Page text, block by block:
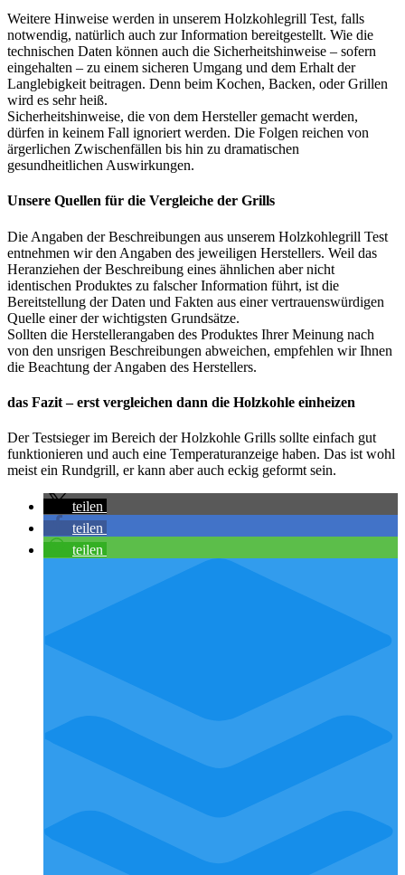
Weitere Hinweise werden in unserem Holzkohlegrill Test, falls
notwendig, natürlich auch zur Information bereitgestellt. Wie die
technischen Daten können auch die Sicherheitshinweise – sofern
eingehalten – zu einem sicheren Umgang und dem Erhalt der
Langlebigkeit beitragen. Denn beim Kochen, Backen, oder Grillen
wird es sehr heiß.
Sicherheitshinweise, die von dem Hersteller gemacht werden,
dürfen in keinem Fall ignoriert werden. Die Folgen reichen von
ärgerlichen Zwischenfällen bis hin zu dramatischen
gesundheitlichen Auswirkungen.
Unsere Quellen für die Vergleiche der Grills
Die Angaben der Beschreibungen aus unserem Holzkohlegrill Test
entnehmen wir den Angaben des jeweiligen Herstellers. Weil das
Heranziehen der Beschreibung eines ähnlichen aber nicht
identischen Produktes zu falscher Information führt, ist die
Bereitstellung der Daten und Fakten aus einer vertrauenswürdigen
Quelle einer der wichtigsten Grundsätze.
Sollten die Herstellerangaben des Produktes Ihrer Meinung nach
von den unsrigen Beschreibungen abweichen, empfehlen wir Ihnen
die Beachtung der Angaben des Herstellers.
das Fazit – erst vergleichen dann die Holzkohle einheizen
Der Testsieger im Bereich der Holzkohle Grills sollte einfach gut
funktionieren und auch eine Temperaturanzeige haben. Das ist wohl
meist ein Rundgrill, er kann aber auch eckig geformt sein.
teilen
teilen
teilen